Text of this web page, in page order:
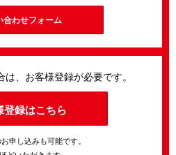
合わせフォーム
、お客様登録が必要です。
登録はこちら
申し込みも可能です。